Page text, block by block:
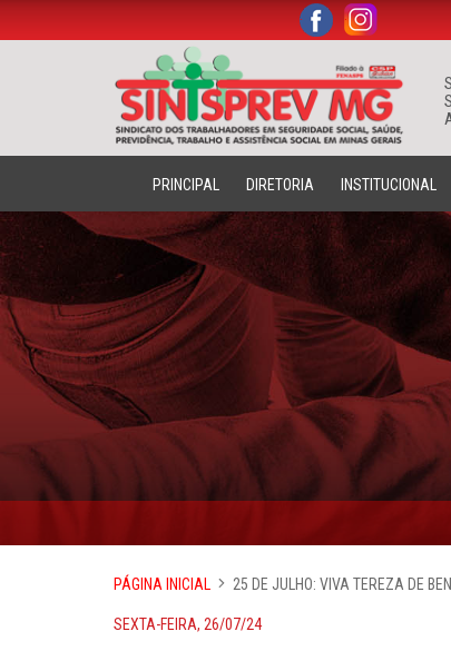
. .
PRINCIPAL DIRETORIA INSTITUCIONAL
PÁGINA INICIAL 25 DE JULHO: VIVA TEREZA DE
SEXTA-FEIRA, 26/07/24